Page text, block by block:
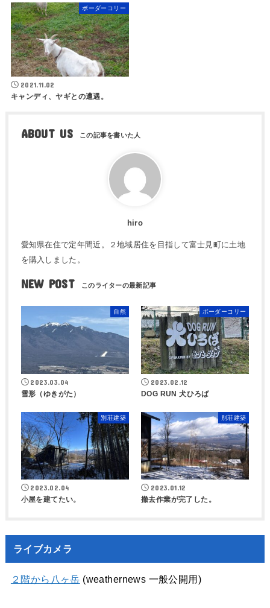
ボーダーコリー
2021.11.02
キャンディ、ヤギとの遭遇。
ABOUT US
hiro
愛知県在住で定年間近。２地域居住を目指して富士見町に土地
を購入しました。
NEW POST
自然
2023.03.04
雪形（ゆきがた）
ボーダーコリー
2023.02.12
DOG RUN 犬ひろば
別荘建築
2023.02.04
小屋を建てたい。
別荘建築
2023.01.12
撤去作業が完了した。
ライブカメラ
２階から八ヶ岳 (weathernews 一般公開用)